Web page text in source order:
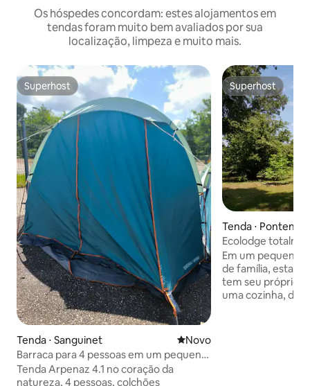
Os hóspedes concordam: estes alojamentos em
tendas foram muito bem avaliados por sua
localização, limpeza e muito mais.
Superhost
Superhost
Tenda ⋅ Sanguinet Novo lugar para ficar
Novo
Barraca para 4 pessoas em um pequeno
pedaço do paraíso
Tenda Arpenaz 4.1 no coração da
natureza, 4 pessoas, colchões
Superhost
Superhost
Tenda ⋅ Pontenx-
Ecolodge
pessoas em um
Em um pequeno
de família, esta
tem seu próprio
uma cozinha,